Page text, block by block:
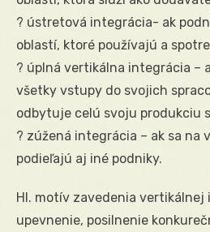
? ústretová integrácia- ak
oblastí, ktoré používajú a
? úplná vertikálna integrácia –
všetky vstupy do svojich
odbytuje celú svoju produkciu
? zúžená integrácia – ak sa na
podieľajú aj iné podniky.
Hl. motív zavedenia vertikálnej
upevnenie, posilnenie